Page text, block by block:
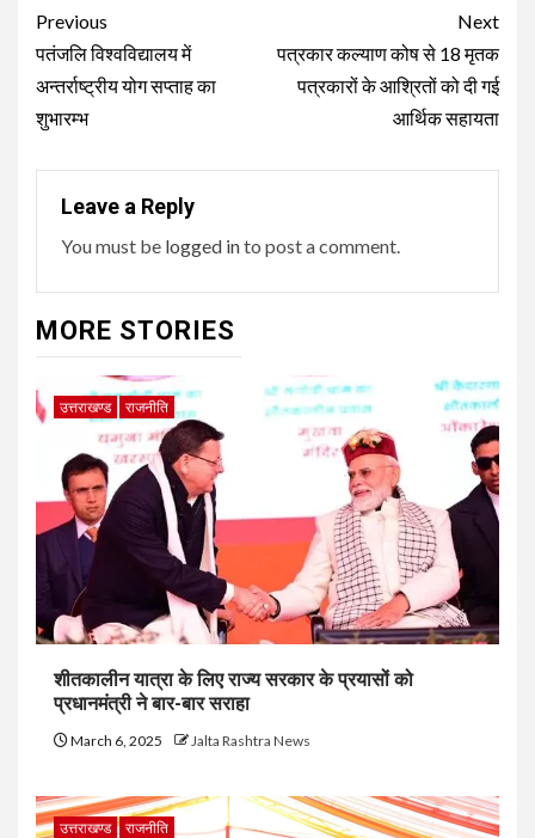
Post
navigation
Previous
पतंजलि विश्वविद्यालय में
अन्तर्राष्ट्रीय योग सप्ताह का
शुभारम्भ
Next
पत्रकार कल्याण कोष से 18 मृतक
पत्रकारों के आश्रितों को दी गई
आर्थिक सहायता
Leave a Reply
You must be logged into post a comment.
MORE STORIES
उत्तराखण्ड राजनीति
शीतकालीन यात्रा के लिए राज्य सरकार के प्रयासों को
प्रधानमंत्री ने बार-बार सराहा
March 6, 2025 Jalta Rashtra News
उत्तराखण्ड राजनीति